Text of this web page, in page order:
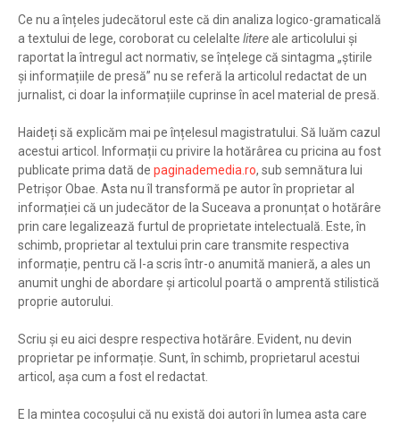
Ce nu a înțeles judecătorul este că din analiza logico-gramaticală
a textului de lege, coroborat cu celelalte litereale articolului și
raportat la întregul act normativ, se înțelege că sintagma „știrile
și informațiile de presă” nu se referă la articolul redactat de un
jurnalist, ci doar la informațiile cuprinse în acel material de presă.
Haideți să explicăm mai pe înțelesul magistratului. Să luăm cazul
acestui articol. Informații cu privire la hotărârea cu pricina au fost
publicate prima dată de paginademedia.ro, sub semnătura lui
Petrișor Obae. Asta nu îl transformă pe autor în proprietar al
informației că un judecător de la Suceava a pronunțat o hotărâre
prin care legalizează furtul de proprietate intelectuală. Este, în
schimb, proprietar al textului prin care transmite respectiva
informație, pentru că l-a scris într-o anumită manieră, a ales un
anumit unghi de abordare și articolul poartă o amprentă stilistică
proprie autorului.
Scriu și eu aici despre respectiva hotărâre. Evident, nu devin
proprietar pe informație. Sunt, în schimb, proprietarul acestui
articol, așa cum a fost el redactat.
E la mintea cocoșului că nu există doi autori în lumea asta care